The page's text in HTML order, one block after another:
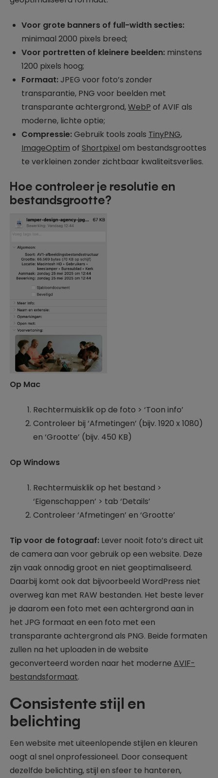
Voor grote banners of full-width secties:
minimaal 2000 pixels breed;
Voor portretten of kleinere beelden: minstens
1200 pixels hoog;
Formaat:JPEG voor foto’s zonder
transparantie, PNG voor beelden met
transparante achtergrond,WebP of AVIF als
moderne, lichte optie;
Compressie:Gebruik tools zoals TinyPNG,
ImageOptim of Shortpixel om bestandsgroottes
te verkleinen zonder zichtbaar kwaliteitsverlies.
Hoe controleer je resolutie en
bestandsgrootte?
Op Mac
Rechtermuisklik op de foto > ‘Toon info’
Controleer bij ‘Afmetingen’ (bijv. 1920 x 1080)
en ‘Grootte’ (bijv. 450 KB)
Op Windows
Rechtermuisklik op het bestand >
‘Eigenschappen’ > tab ‘Details’
Controleer ‘Afmetingen’ en ‘Grootte’
Tip voor de fotograaf: Lever nooit foto’s direct uit
de camera aan voor gebruik op een website. Deze
zijn vaak onnodig groot en niet geoptimaliseerd.
Daarbij komt ook dat bijvoorbeeld WordPress niet
overweg kan met RAW bestanden. Het beste lever
je daarom een foto met een achtergrond aan in
het JPG formaat en een foto met een
transparante achtergrond als PNG. Beide formaten
zullen na het uploaden in de website
geconverteerd worden naar het moderne AVIF-
bestandsformaat.
Consistente stijl en
belichting
Een website met uiteenlopende stijlen en kleuren
oogt al snel onprofessioneel. Door consequent
dezelfde belichting, stijl en sfeer te hanteren,